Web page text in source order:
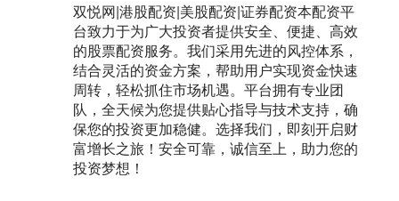
双悦网|港股配资|美股配资|证券配资本配资平
台致力于为广大投资者提供安全、便捷、高效
的股票配资服务。我们采用先进的风控体系，
结合灵活的资金方案，帮助用户实现资金快速
周转，轻松抓住市场机遇。平台拥有专业团
队，全天候为您提供贴心指导与技术支持，确
保您的投资更加稳健。选择我们，即刻开启财
富增长之旅！安全可靠，诚信至上，助力您的
投资梦想！